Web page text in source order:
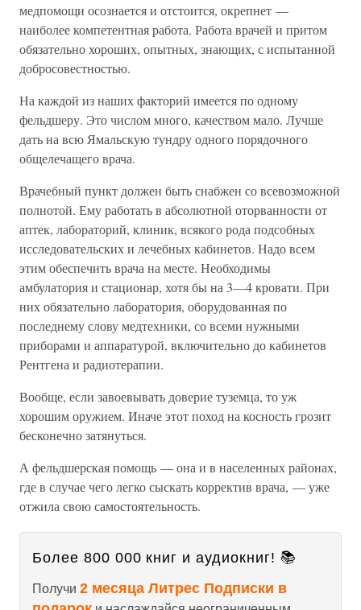
медпомощи осознается и отстоится, окрепнет —
наиболее компетентная работа. Работа врачей и притом
обязательно хороших, опытных, знающих, с испытанной
добросовестностью.
На каждой из наших факторий имеется по одному
фельдшеру. Это числом много, качеством мало. Лучше
дать на всю Ямальскую тундру одного порядочного
общелечащего врача.
Врачебный пункт должен быть снабжен со всевозможной
полнотой. Ему работать в абсолютной оторванности от
аптек, лабораторий, клиник, всякого рода подсобных
исследовательских и лечебных кабинетов. Надо всем
этим обеспечить врача на месте. Необходимы
амбулатория и стационар, хотя бы на 3—4 кровати. При
них обязательно лаборатория, оборудованная по
последнему слову медтехники, со всеми нужными
приборами и аппаратурой, включительно до кабинетов
Рентгена и радиотерапии.
Вообще, если завоевывать доверие туземца, то уж
хорошим оружием. Иначе этот поход на косность грозит
бесконечно затянуться.
А фельдшерская помощь — она и в населенных районах,
где в случае чего легко сыскать корректив врача, — уже
отжила свою самостоятельность.
Более 800 000 книг и аудиокниг! 📚
Получи 2 месяца Литрес Подписки в